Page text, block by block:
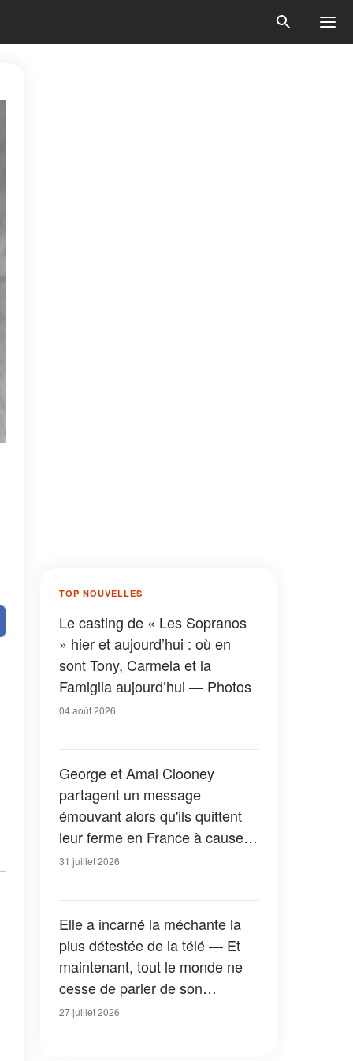
TOP NOUVELLES
Le casting de « Les Sopranos
» hier et aujourd’hui : où en
sont Tony, Carmela et la
Famiglia aujourd’hui — Photos
04 août 2026
George et Amal Clooney
partagent un message
émouvant alors qu'ils quittent
leur ferme en France à cause
des feux de forêt — Tous les
31 juillet 2026
Elle a incarné la méchante la
plus détestée de la télé — Et
maintenant, tout le monde ne
cesse de parler de son
apparition dans la nouvelle
27 juillet 2026